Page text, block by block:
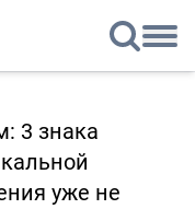
3 знака
уже не